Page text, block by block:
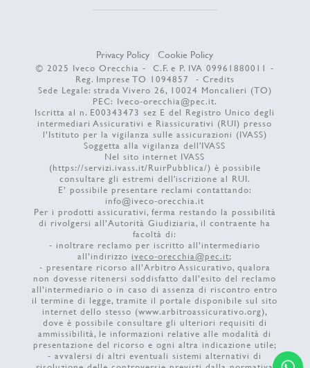
Privacy Policy |Cookie Policy
© 2025 Iveco Orecchia - C.F. e P. IVA 09961880011 -
Reg. Imprese TO 1094857 - Credits
Sede Legale: strada Vivero 26, 10024 Moncalieri (TO)
PEC: Iveco-orecchia@pec.it.
Iscritta al n. E00343473 sez E del Registro Unico degli
intermediari Assicurativi e Riassicurativi (RUI) presso
l’Istituto per la vigilanza sulle assicurazioni (IVASS)
Soggetta alla vigilanza dell'IVASS
Nel sito internet IVASS
(https://servizi.ivass.it/RuirPubblica/) è possibile
consultare gli estremi dell'iscrizione al RUI.
E’ possibile presentare reclami contattando:
info@iveco-orecchia.it
Per i prodotti assicurativi, ferma restando la possibilità
di rivolgersi all’Autorità Giudiziaria, il contraente ha
facoltà di:
- inoltrare reclamo per iscritto all’intermediario
all’indirizzo iveco-orecchia@pec.it;
- presentare ricorso all’Arbitro Assicurativo, qualora
non dovesse ritenersi soddisfatto dall’esito del reclamo
all’intermediario o in caso di assenza di riscontro entro
il termine di legge, tramite il portale disponibile sul sito
internet dello stesso (www.arbitroassicurativo.org),
dove è possibile consultare gli ulteriori requisiti di
ammissibilità, le informazioni relative alle modalità di
presentazione del ricorso e ogni altra indicazione utile;
- avvalersi di altri eventuali sistemi alternativi di